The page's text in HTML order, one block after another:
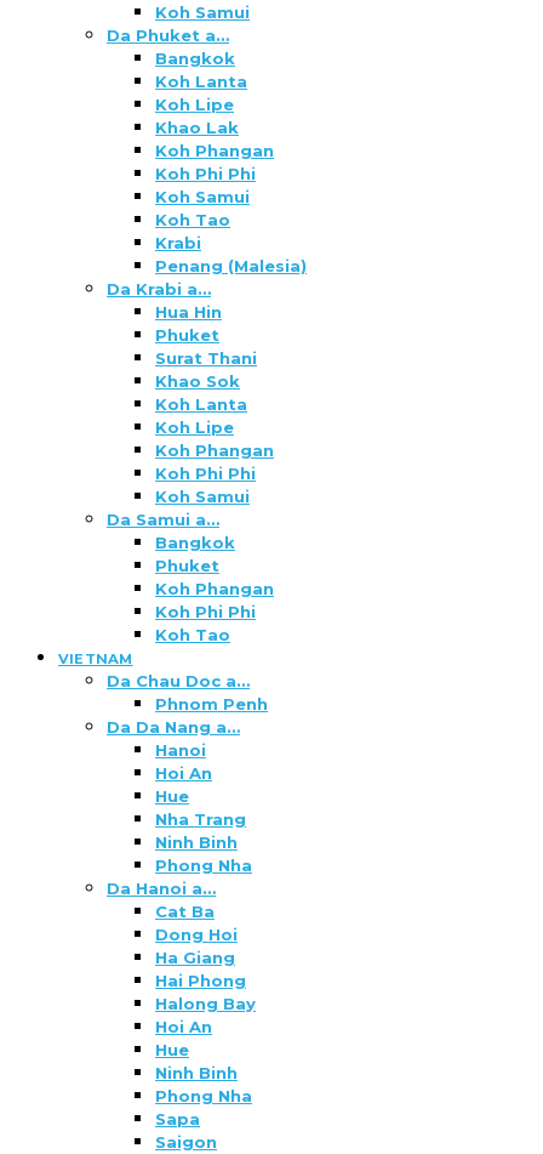
Koh Samui
Da Phuket a…
Bangkok
Koh Lanta
Koh Lipe
Khao Lak
Koh Phangan
Koh Phi Phi
Koh Samui
Koh Tao
Krabi
Penang (Malesia)
Da Krabi a…
Hua Hin
Phuket
Surat Thani
Khao Sok
Koh Lanta
Koh Lipe
Koh Phangan
Koh Phi Phi
Koh Samui
Da Samui a…
Bangkok
Phuket
Koh Phangan
Koh Phi Phi
Koh Tao
VIETNAM
Da Chau Doc a…
Phnom Penh
Da Da Nang a…
Hanoi
Hoi An
Hue
Nha Trang
Ninh Binh
Phong Nha
Da Hanoi a…
Cat Ba
Dong Hoi
Ha Giang
Hai Phong
Halong Bay
Hoi An
Hue
Ninh Binh
Phong Nha
Sapa
Saigon